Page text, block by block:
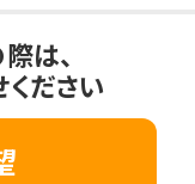
は、
ださい